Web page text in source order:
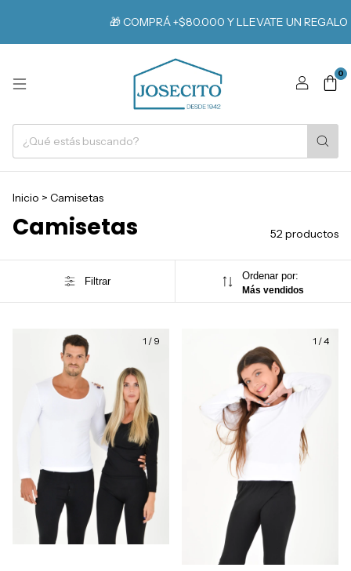
🎁 COMPRÁ +$80.000 Y LLEVATE UN REGALO ⚡️
0
Inicio > Camisetas
Camisetas 52 productos
Filtrar Ordenar por:
Más vendidos
1 / 9 1 /4